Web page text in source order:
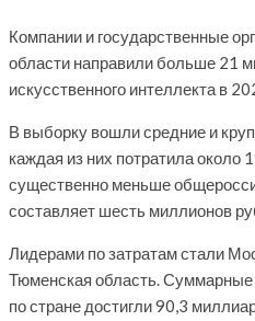
Компании и государственные
области направили больше 21
искусственного интеллекта в
В выборку вошли средние и
каждая из них потратила около
существенно меньше
составляет шесть миллионов
Лидерами по затратам стали
Тюменская область.
по стране достигли 90,3